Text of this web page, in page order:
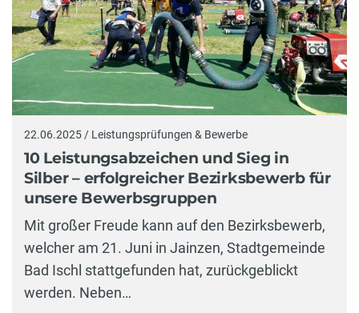
22.06.2025 / Leistungsprüfungen & Bewerbe
10 Leistungsabzeichen und Sieg in
Silber – erfolgreicher Bezirksbewerb für
unsere Bewerbsgruppen
Mit großer Freude kann auf den Bezirksbewerb,
welcher am 21. Juni in Jainzen, Stadtgemeinde
Bad Ischl stattgefunden hat, zurückgeblickt
werden. Neben…